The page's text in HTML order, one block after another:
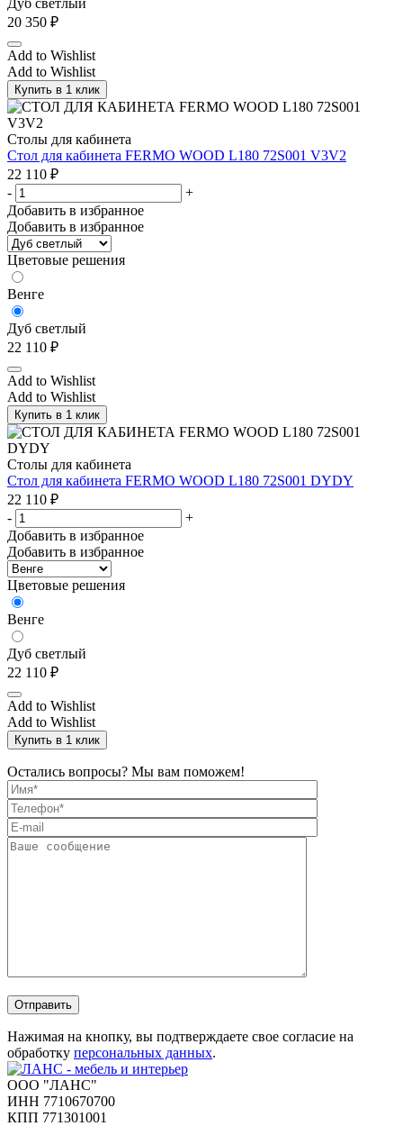
20 350 ₽
Add to Wishlist
Add to Wishlist
Купить в 1 клик
Столы для кабинета
Стол для кабинета FERMO WOOD L180 72S001 V3V2
22 110 ₽
-
+
Добавить в избранное
Добавить в избранное
Цветовые решения
Венге
Дуб светлый
22 110 ₽
Add to Wishlist
Add to Wishlist
Купить в 1 клик
Столы для кабинета
Стол для кабинета FERMO WOOD L180 72S001 DYDY
22 110 ₽
-
+
Добавить в избранное
Добавить в избранное
Цветовые решения
Венге
Дуб светлый
22 110 ₽
Add to Wishlist
Add to Wishlist
Купить в 1 клик
Остались вопросы? Мы вам поможем!
Отправить
Нажимая на кнопку, вы подтверждаете свое согласие на
обработку персональных данных.
ООО "ЛАНС"
ИНН 7710670700
КПП 771301001